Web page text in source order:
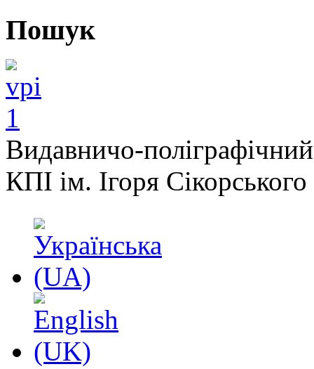
Пошук
Видавничо-
КПІ ім. Ігоря Сікорського